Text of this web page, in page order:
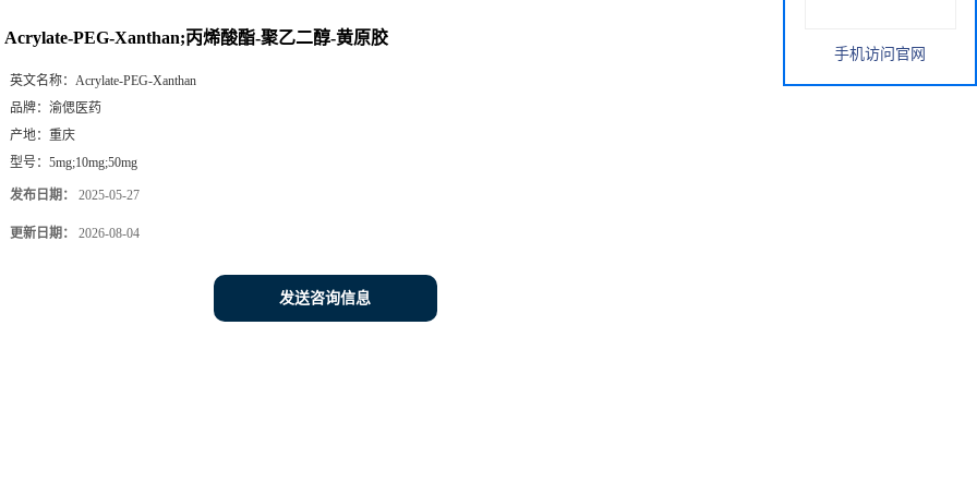
Acrylate-PEG-Xanthan;丙烯酸酯-聚乙二醇-黄原胶
英文名称： Acrylate-PEG-Xanthan
品牌： 渝偲医药
产地： 重庆
型号： 5mg;10mg;50mg
发布日期： 2025-05-27
更新日期： 2026-08-04
发送咨询信息
手机访问官网